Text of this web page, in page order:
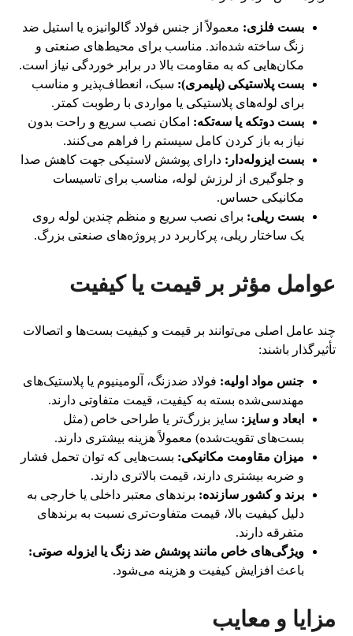
بست فلزی: معمولاً از جنس فولاد گالوانیزه یا استیل ضد
زنگ ساخته شده‌اند. مناسب برای محیط‌های صنعتی و
مکان‌هایی که به مقاومت بالا در برابر خوردگی نیاز است.
بست پلاستیکی (پلیمری): سبک، انعطاف‌پذیر و مناسب
برای لوله‌های پلاستیکی یا مواردی با رطوبت کمتر.
بست دوتکه یا سه‌تکه: امکان نصب سریع و راحت بدون
نیاز به باز کردن کامل سیستم را فراهم می‌کنند.
بست ایزوله‌دار: دارای پوشش لاستیکی جهت کاهش صدا
و جلوگیری از لرزش لوله، مناسب برای تاسیسات
مکانیکی حساس.
بست ریلی: برای نصب سریع و منظم چندین لوله روی
یک ساختار ریلی، پرکاربرد در پروژه‌های صنعتی بزرگ.
عوامل مؤثر بر قیمت یا کیفیت
چند عامل اصلی می‌توانند بر قیمت و کیفیت بست‌ها و اتصالات
تأثیرگذار باشند:
جنس مواد اولیه: فولاد ضدزنگ، آلومینیوم یا پلاستیک‌های
مهندسی‌شده بسته به کیفیت، قیمت متفاوتی دارند.
ابعاد و سایز: سایز بزرگ‌تر یا طراحی خاص (مثل
بست‌های تقویت‌شده) معمولاً هزینه بیشتری دارند.
میزان مقاومت مکانیکی: بست‌هایی که توان تحمل فشار
و ضربه بیشتری دارند، قیمت بالاتری دارند.
برند و کشور سازنده: برندهای معتبر داخلی یا خارجی به
دلیل کیفیت بالا، قیمت متفاوت‌تری نسبت به برندهای
متفرقه دارند.
ویژگی‌های خاص مانند پوشش ضد زنگ یا ایزوله صوتی:
باعث افزایش کیفیت و هزینه می‌شود.
مزایا و معایب